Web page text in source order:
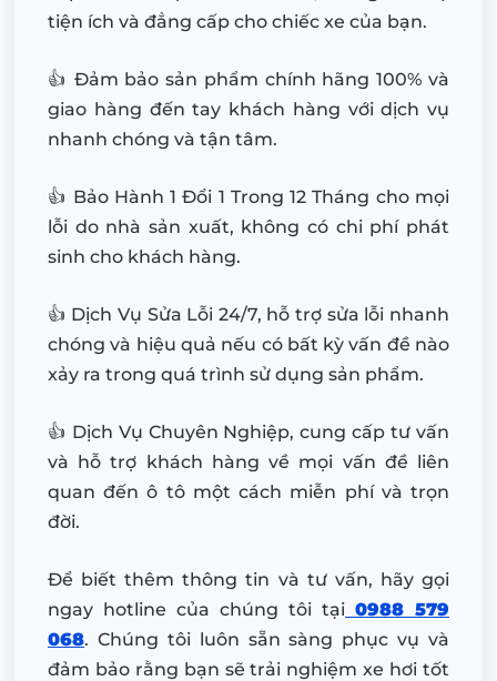
tiện ích và đẳng cấp cho chiếc xe của bạn.
👍 Đảm bảo sản phẩm chính hãng 100% và
giao hàng đến tay khách hàng với dịch vụ
nhanh chóng và tận tâm.
👍 Bảo Hành 1 Đổi 1 Trong 12 Tháng cho mọi
lỗi do nhà sản xuất, không có chi phí phát
sinh cho khách hàng.
👍 Dịch Vụ Sửa Lỗi 24/7, hỗ trợ sửa lỗi nhanh
chóng và hiệu quả nếu có bất kỳ vấn đề nào
xảy ra trong quá trình sử dụng sản phẩm.
👍 Dịch Vụ Chuyên Nghiệp, cung cấp tư vấn
và hỗ trợ khách hàng về mọi vấn đề liên
quan đến ô tô một cách miễn phí và trọn
đời.
Để biết thêm thông tin và tư vấn, hãy gọi
ngay hotline của chúng tôi tại 0988 579
068. Chúng tôi luôn sẵn sàng phục vụ và
đảm bảo rằng bạn sẽ trải nghiệm xe hơi tốt